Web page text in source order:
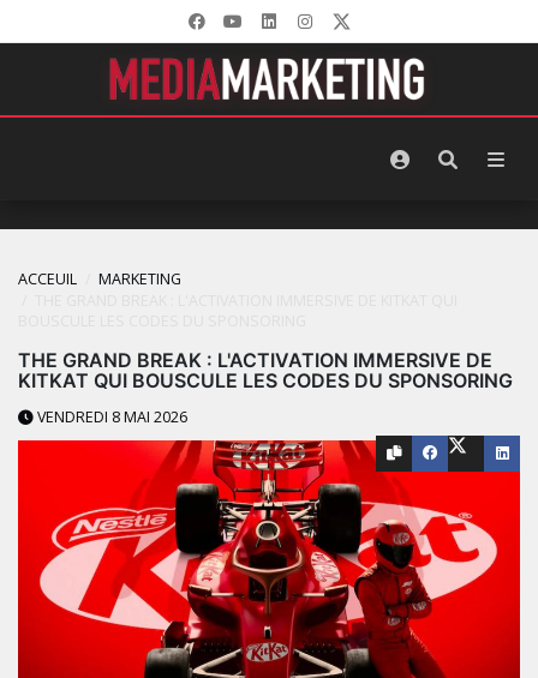
ACCEUIL
MARKETING
THE GRAND BREAK : L'ACTIVATION IMMERSIVE DE
KITKAT QUI BOUSCULE LES CODES DU SPONSORING
VENDREDI 8 MAI 2026